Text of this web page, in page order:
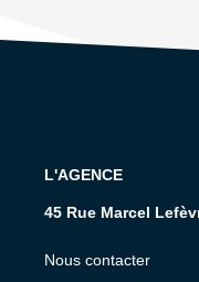
L'AGENCE
45 Rue Marcel
Nous contacter